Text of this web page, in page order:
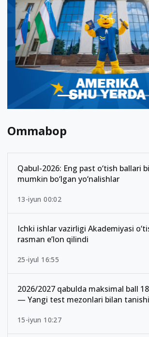
Ommabop
Qabul-2026: Eng past o‘tish ballari
mumkin bo‘lgan yo‘nalishlar
13-iyun 00:02
Ichki ishlar vazirligi Akademiyasi
rasman e’lon qilindi
25-iyul 16:55
2026/2027 qabulda maksimal ball
— Yangi test mezonlari bilan
15-iyun 10:27